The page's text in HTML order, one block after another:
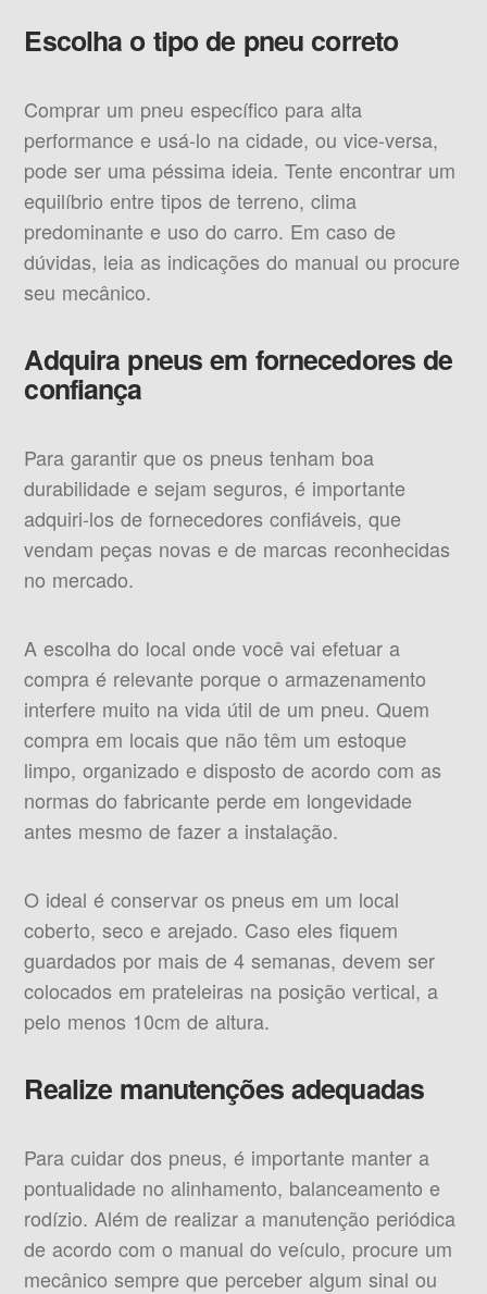
Escolha o tipo de pneu correto
Comprar um pneu específico para alta
performance e usá-lo na cidade, ou vice-versa,
pode ser uma péssima ideia. Tente encontrar um
equilíbrio entre tipos de terreno, clima
predominante e uso do carro. Em caso de
dúvidas, leia as indicações do manual ou procure
seu mecânico.
Adquira pneus em fornecedores de
confiança
Para garantir que os pneus tenham boa
durabilidade e sejam seguros, é importante
adquiri-los de fornecedores confiáveis, que
vendam peças novas e de marcas reconhecidas
no mercado.
A escolha do local onde você vai efetuar a
compra é relevante porque o armazenamento
interfere muito na vida útil de um pneu. Quem
compra em locais que não têm um estoque
limpo, organizado e disposto de acordo com as
normas do fabricante perde em longevidade
antes mesmo de fazer a instalação.
O ideal é conservar os pneus em um local
coberto, seco e arejado. Caso eles fiquem
guardados por mais de 4 semanas, devem ser
colocados em prateleiras na posição vertical, a
pelo menos 10cm de altura.
Realize manutenções adequadas
Para cuidar dos pneus, é importante manter a
pontualidade no alinhamento, balanceamento e
rodízio. Além de realizar a manutenção periódica
de acordo com o manual do veículo, procure um
mecânico sempre que perceber algum sinal ou